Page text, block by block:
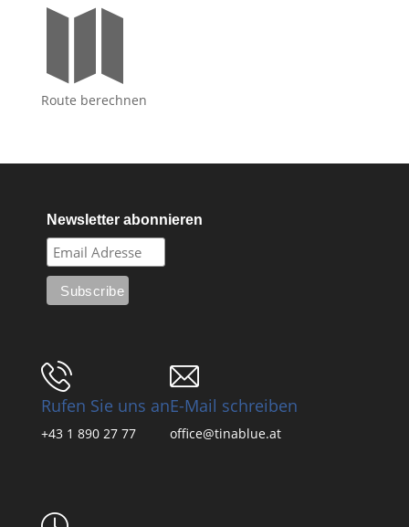

Route berechnen
Newsletter abonnieren
Rufen Sie uns an
+43 1 890 27 77
E-Mail schreiben
office@tinablue.at